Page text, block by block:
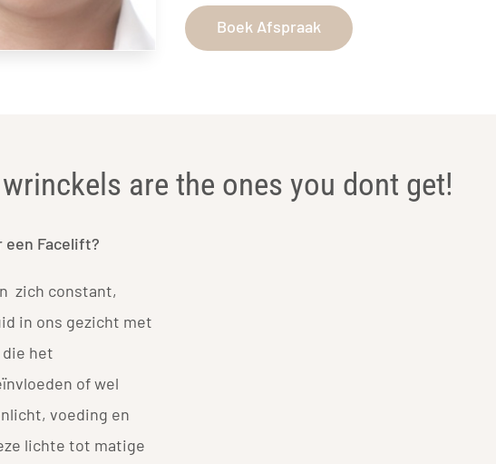
Boek Afspraak
are the ones you dont get!
een Facelift?
zich constant,
in ons gezicht met
het
of wel
voeding en
lichte tot matige